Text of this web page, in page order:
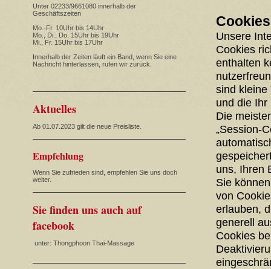
Cookies
Unsere
Cookies
enthalten
sind kleine
und die Ihr
Die
„Session-
uns, Ihren
Sie
von
erlauben,
generell
Cookies
Unter 02233/9661080 innerhalb der
Geschäftszeiten
Mo.-Fr. 10Uhr bis 14Uhr
Mo., Di., Do. 15Uhr bis 19Uhr
Mi., Fr. 15Uhr bis 17Uhr
Innerhalb der Zeiten läuft ein Band, wenn Sie eine
Nachricht hinterlassen, rufen wir zurück.
Aktuelles
Ab 01.07.2023 gilt die neue Preisliste.
Empfehlung
Wenn Sie zufrieden sind, empfehlen Sie uns doch
weiter.
Sie finden uns auch auf
facebook
unter: Thongphoon Thai-Massage